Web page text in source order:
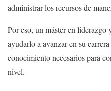
administrar los recursos de
Por eso, un máster en
ayudarlo a avanzar en su
conocimiento necesarios para
nivel.